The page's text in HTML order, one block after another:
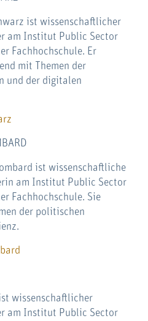
ist wissenschaftlicher
am Institut Public Sector
Fachhochschule. Er
mit Themen der
und der digitalen
ist wissenschaftliche
am Institut Public Sector
Fachhochschule. Sie
der politischen
wissenschaftlicher
am Institut Public Sector